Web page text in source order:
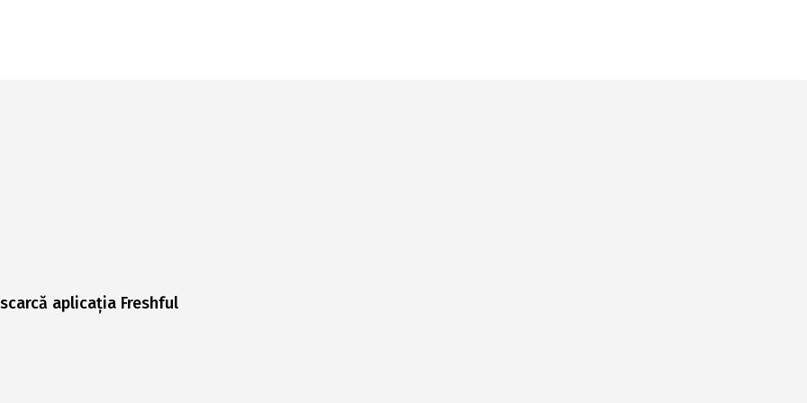
aplicația Freshful